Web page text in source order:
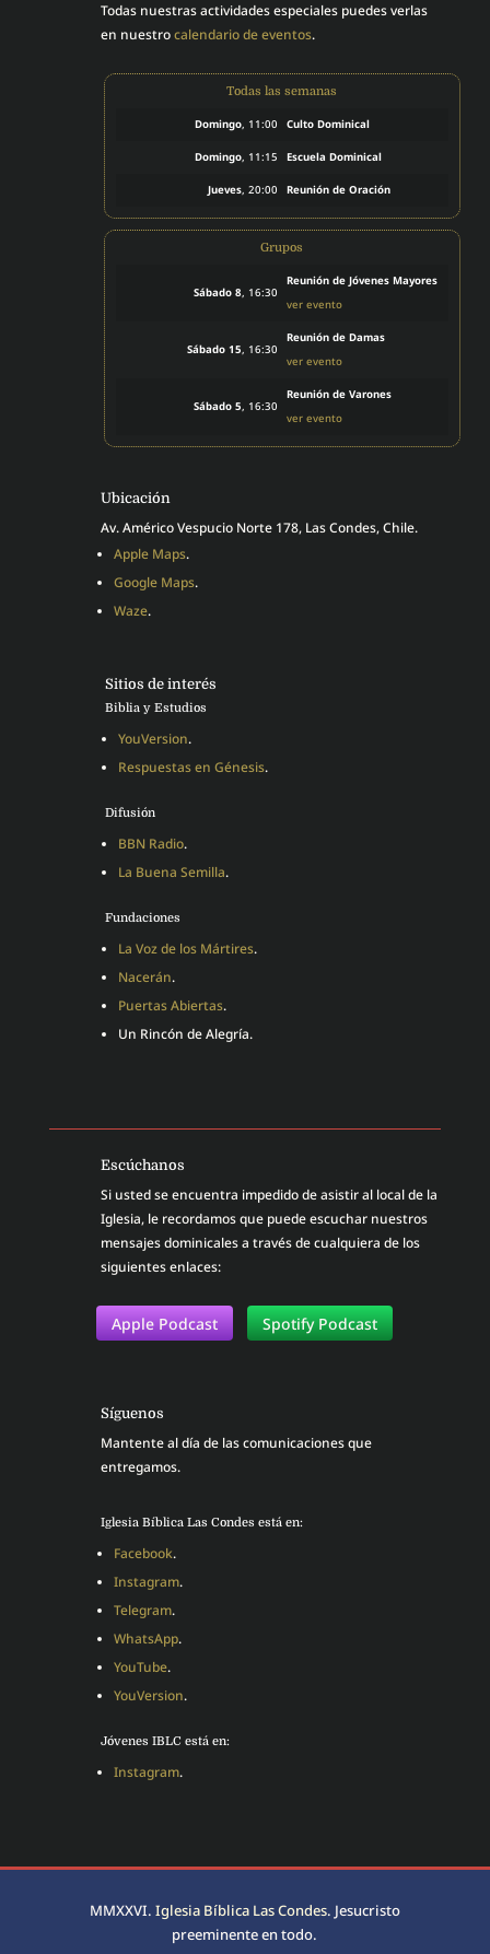
Todas nuestras actividades especiales puedes verlas
en nuestrocalendario de eventos.
Todas las semanas
Domingo, 11:00 Culto Dominical
Domingo, 11:15 Escuela Dominical
Jueves, 20:00 Reunión de Oración
Grupos
Sábado 8, 16:30
Reunión de Jóvenes Mayores
ver evento
Sábado 15, 16:30
Reunión de Damas
ver evento
Sábado 5, 16:30
Reunión de Varones
ver evento
Ubicación
Av. Américo Vespucio Norte 178, Las Condes, Chile.
Apple Maps.
Google Maps.
Waze.
Sitios de interés
Biblia y Estudios
YouVersion.
Respuestas en Génesis.
Difusión
BBN Radio.
La Buena Semilla.
Fundaciones
La Voz de los Mártires.
Nacerán.
Puertas Abiertas.
Un Rincón de Alegría.
Escúchanos
Si usted se encuentra impedido de asistir al local de la
Iglesia, le recordamos que puede escuchar nuestros
mensajes dominicales a través de cualquiera de los
siguientes enlaces:
Apple Podcast Spotify Podcast
Síguenos
Mantente al día de las comunicaciones que
entregamos.
Iglesia Bíblica Las Condes está en:
Facebook.
Instagram.
Telegram.
WhatsApp.
YouTube.
YouVersion.
Jóvenes IBLC está en:
Instagram.
MMXXVI. Iglesia Bíblica Las Condes. Jesucristo
preeminente en todo.